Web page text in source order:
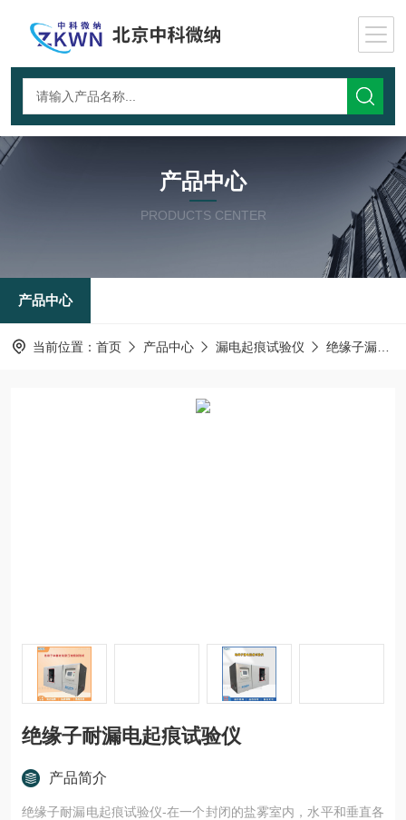
产品中心
PRODUCTS CENTER
产品中心
当前位置： 首页 产品中心 漏电起痕试验仪 绝缘子漏电起痕试验仪
绝缘子耐漏电起痕试验仪
产品简介
绝缘子耐漏电起痕试验仪-在一个封闭的盐雾室内，水平和垂直各